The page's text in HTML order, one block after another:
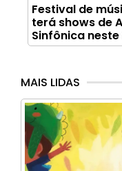
Festival de
terá shows de
Sinfônica
MAIS LIDAS